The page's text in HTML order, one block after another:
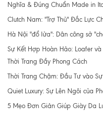
Nghĩa & Đúng Chuẩn Made in
Clutch Nam: "Trợ Thủ" Đắc Lực
Hà Nội "đổ lửa": Dân công sở
Sự Kết Hợp Hoàn Hảo: Loafer
Thời Trang Đầy Phong Cách
Thời Trang Chậm: Đầu Tư vào
Quiet Luxury: Sự Lên Ngôi của
5 Mẹo Đơn Giản Giúp Giày Da